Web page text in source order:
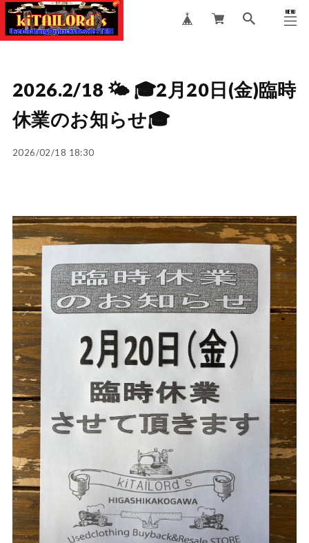
MENU
CLOSE
2026.2/18 🌤️ 🎓2月20日(金)臨時
休業のお知らせ🎓
2026/02/18 18:30